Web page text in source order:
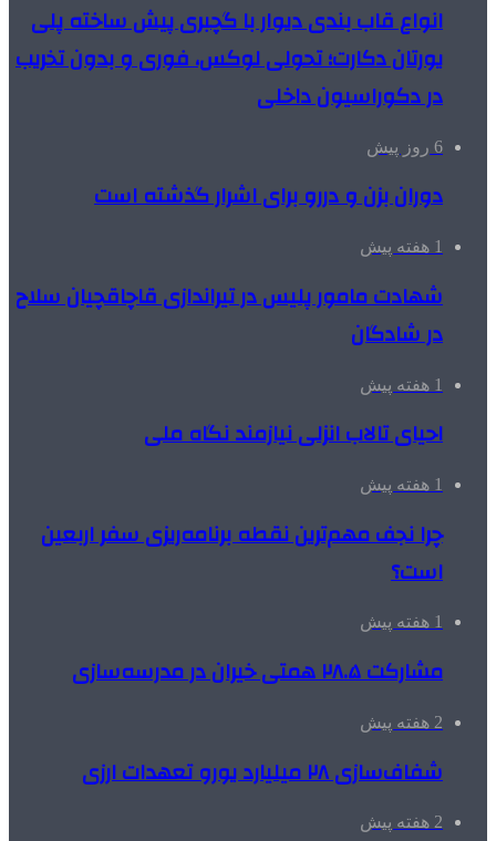
انواع قاب بندی دیوار با گچبری پیش ساخته پلی
یورتان دکارت؛ تحولی لوکس، فوری و بدون تخریب
در دکوراسیون داخلی
6 روز پیش
دوران بزن و دررو برای اشرار گذشته است
1 هفته پیش
شهادت مامور پلیس در تیراندازی قاچاقچیان سلاح
در شادگان
1 هفته پیش
احیای تالاب انزلی نیازمند نگاه ملی
1 هفته پیش
چرا نجف مهم‌ترین نقطه برنامه‌ریزی سفر اربعین
است؟
1 هفته پیش
مشارکت ۲۸.۵ همتی خیران در مدرسه‌سازی
2 هفته پیش
شفاف‌سازی ۲۸ میلیارد یورو تعهدات ارزی
2 هفته پیش